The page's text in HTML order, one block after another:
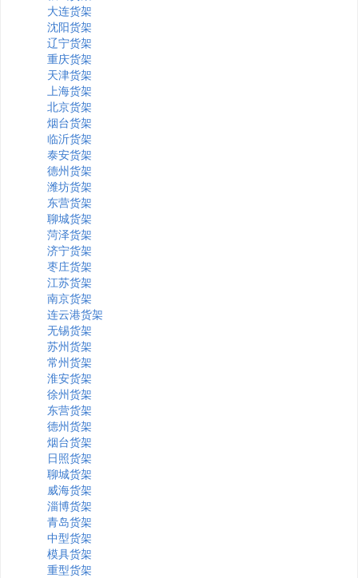
大连货架
沈阳货架
辽宁货架
重庆货架
天津货架
上海货架
北京货架
烟台货架
临沂货架
泰安货架
德州货架
潍坊货架
东营货架
聊城货架
菏泽货架
济宁货架
枣庄货架
江苏货架
南京货架
连云港货架
无锡货架
苏州货架
常州货架
淮安货架
徐州货架
东营货架
德州货架
烟台货架
日照货架
聊城货架
威海货架
淄博货架
青岛货架
中型货架
模具货架
重型货架